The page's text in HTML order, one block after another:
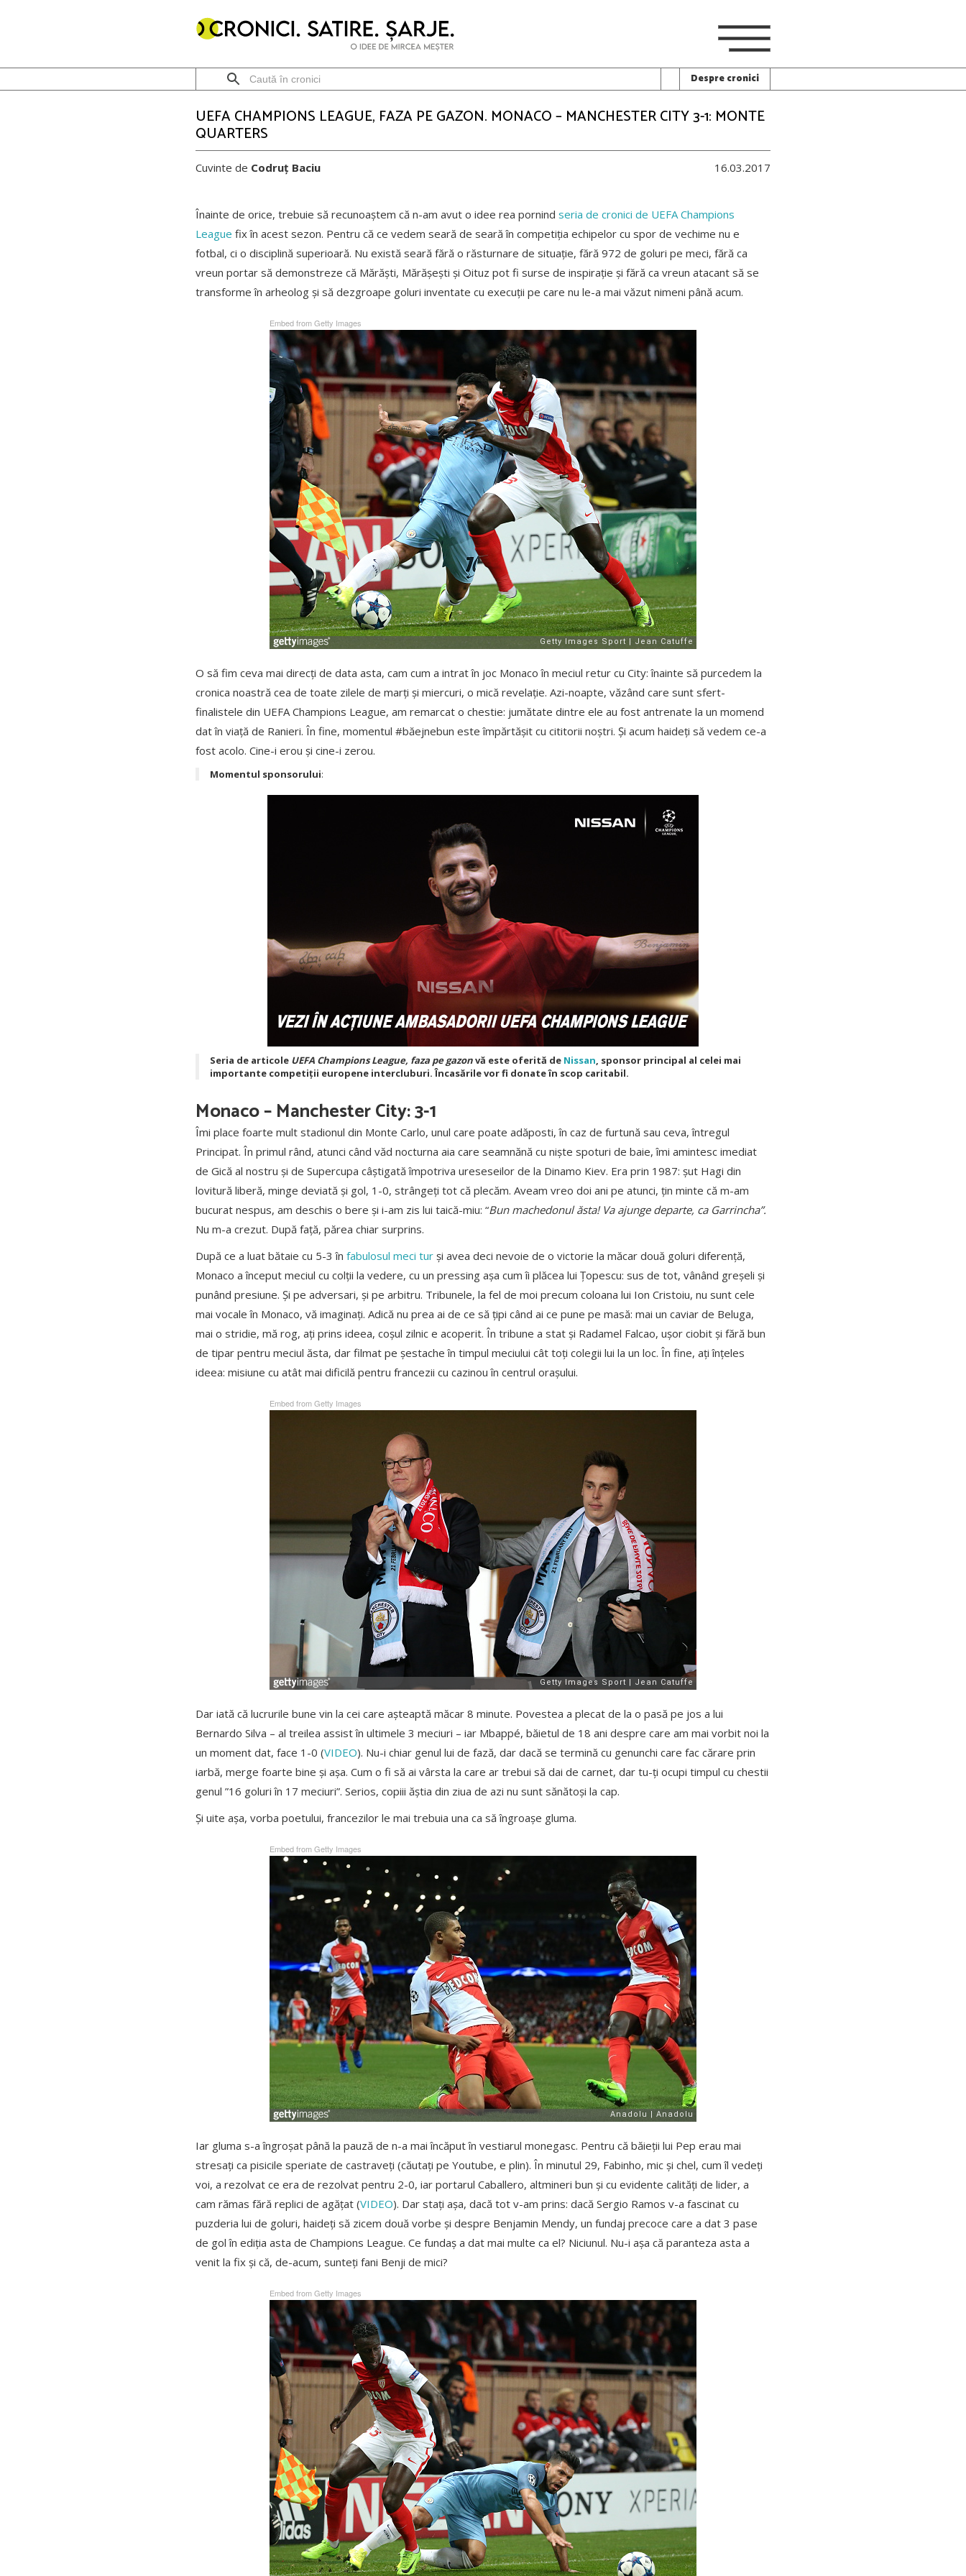
Despre cronici
UEFA CHAMPIONS LEAGUE, FAZA PE GAZON. MONACO – MANCHESTER CITY 3-1: MONTE
QUARTERS
Cuvinte de Codruț Baciu 16.03.2017
Înainte de orice, trebuie să recunoaștem că n-am avut o idee rea pornind seria de cronici de UEFA Champions
League fix în acest sezon. Pentru că ce vedem seară de seară în competiția echipelor cu spor de vechime nu e
fotbal, ci o disciplină superioară. Nu există seară fără o răsturnare de situație, fără 972 de goluri pe meci, fără ca
vreun portar să demonstreze că Mărăști, Mărășești și Oituz pot fi surse de inspirație și fără ca vreun atacant să se
transforme în arheolog și să dezgroape goluri inventate cu execuții pe care nu le-a mai văzut nimeni până acum.
Embed from Getty Images
O să fim ceva mai direcți de data asta, cam cum a intrat în joc Monaco în meciul retur cu City: înainte să purcedem la
cronica noastră cea de toate zilele de marți și miercuri, o mică revelație. Azi-noapte, văzând care sunt sfert-
finalistele din UEFA Champions League, am remarcat o chestie: jumătate dintre ele au fost antrenate la un momend
dat în viață de Ranieri. În fine, momentul #băejnebun este împărtășit cu cititorii noștri. Și acum haideți să vedem ce-a
fost acolo. Cine-i erou și cine-i zerou.
Momentul sponsorului:
Seria de articole UEFA Champions League, faza pe gazonvă este oferită de Nissan, sponsor principal al celei mai
importante competiții europene intercluburi. Încasările vor fi donate în scop caritabil.
Monaco – Manchester City: 3-1
Îmi place foarte mult stadionul din Monte Carlo, unul care poate adăposti, în caz de furtună sau ceva, întregul
Principat. În primul rând, atunci când văd nocturna aia care seamnănă cu niște spoturi de baie, îmi amintesc imediat
de Gică al nostru și de Supercupa câștigată împotriva ureseseilor de la Dinamo Kiev. Era prin 1987: șut Hagi din
lovitură liberă, minge deviată și gol, 1-0, strângeți tot că plecăm. Aveam vreo doi ani pe atunci, țin minte că m-am
bucurat nespus, am deschis o bere și i-am zis lui taică-miu: “Bun machedonul ăsta! Va ajunge departe, ca Garrincha”.
Nu m-a crezut. După față, părea chiar surprins.
După ce a luat bătaie cu 5-3 în fabulosul meci tur și avea deci nevoie de o victorie la măcar două goluri diferență,
Monaco a început meciul cu colții la vedere, cu un pressing așa cum îi plăcea lui Țopescu: sus de tot, vânând greșeli și
punând presiune. Și pe adversari, și pe arbitru. Tribunele, la fel de moi precum coloana lui Ion Cristoiu, nu sunt cele
mai vocale în Monaco, vă imaginați. Adică nu prea ai de ce să țipi când ai ce pune pe masă: mai un caviar de Beluga,
mai o stridie, mă rog, ați prins ideea, coșul zilnic e acoperit. În tribune a stat și Radamel Falcao, ușor ciobit și fără bun
de tipar pentru meciul ăsta, dar filmat pe șestache în timpul meciului cât toți colegii lui la un loc. În fine, ați înțeles
ideea: misiune cu atât mai dificilă pentru francezii cu cazinou în centrul orașului.
Embed from Getty Images
Dar iată că lucrurile bune vin la cei care așteaptă măcar 8 minute. Povestea a plecat de la o pasă pe jos a lui
Bernardo Silva – al treilea assist în ultimele 3 meciuri – iar Mbappé, băietul de 18 ani despre care am mai vorbit noi la
un moment dat, face 1-0 (VIDEO). Nu-i chiar genul lui de fază, dar dacă se termină cu genunchi care fac cărare prin
iarbă, merge foarte bine și așa. Cum o fi să ai vârsta la care ar trebui să dai de carnet, dar tu-ți ocupi timpul cu chestii
genul ”16 goluri în 17 meciuri”. Serios, copiii ăștia din ziua de azi nu sunt sănătoși la cap.
Și uite așa, vorba poetului, francezilor le mai trebuia una ca să îngroașe gluma.
Embed from Getty Images
Iar gluma s-a îngroșat până la pauză de n-a mai încăput în vestiarul monegasc. Pentru că băieții lui Pep erau mai
stresați ca pisicile speriate de castraveți (căutați pe Youtube, e plin). În minutul 29, Fabinho, mic și chel, cum îl vedeți
voi, a rezolvat ce era de rezolvat pentru 2-0, iar portarul Caballero, altmineri bun și cu evidente calități de lider, a
cam rămas fără replici de agățat (VIDEO). Dar stați așa, dacă tot v-am prins: dacă Sergio Ramos v-a fascinat cu
puzderia lui de goluri, haideți să zicem două vorbe și despre Benjamin Mendy, un fundaj precoce care a dat 3 pase
de gol în ediția asta de Champions League. Ce fundaș a dat mai multe ca el? Niciunul. Nu-i așa că paranteza asta a
venit la fix și că, de-acum, sunteți fani Benji de mici?
Embed from Getty Images